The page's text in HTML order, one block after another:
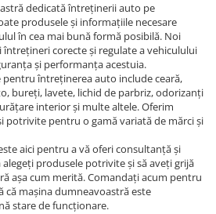
dedicată întreținerii auto pe
produsele și informațiile necesare
în cea mai bună formă posibilă. Noi
corecte și regulate a vehiculului
și performanța acestuia.
întreținerea auto include ceară,
bureți, lavete, lichid de parbriz, odorizanți
interior și multe altele. Oferim
potrivite pentru o gamă variată de mărci și
aici pentru a vă oferi consultanță și
produsele potrivite și să aveți grijă
așa cum merită. Comandați acum pentru
că mașina dumneavoastră este
stare de funcționare.